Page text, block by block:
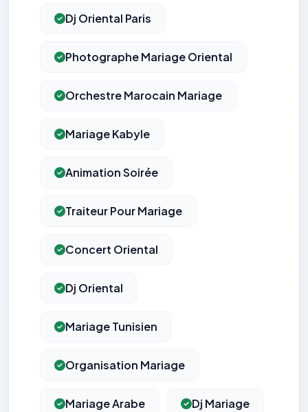
Dj Oriental Paris
Photographe Mariage Oriental
Orchestre Marocain Mariage
Mariage Kabyle
Animation Soirée
Traiteur Pour Mariage
Concert Oriental
Dj Oriental
Mariage Tunisien
Organisation Mariage
Mariage Arabe Dj Mariage